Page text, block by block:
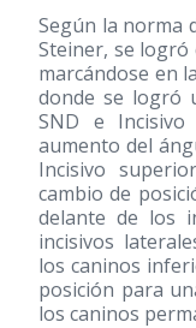
Según la norma
Steiner, se
marcándose en
donde se logró
SND e
aumento del
Incisivo
cambio de
delante de los
incisivos
los caninos
posición para
los caninos